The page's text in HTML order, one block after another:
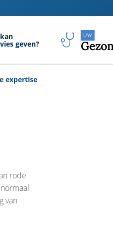
geven?
UW
expertise
rode
van